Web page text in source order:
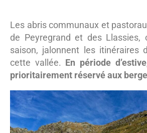
Les abris communaux et
de Peyregrand et des Llassies,
saison, jalonnent les itinéraires
cette vallée. En période
prioritairement réservé aux